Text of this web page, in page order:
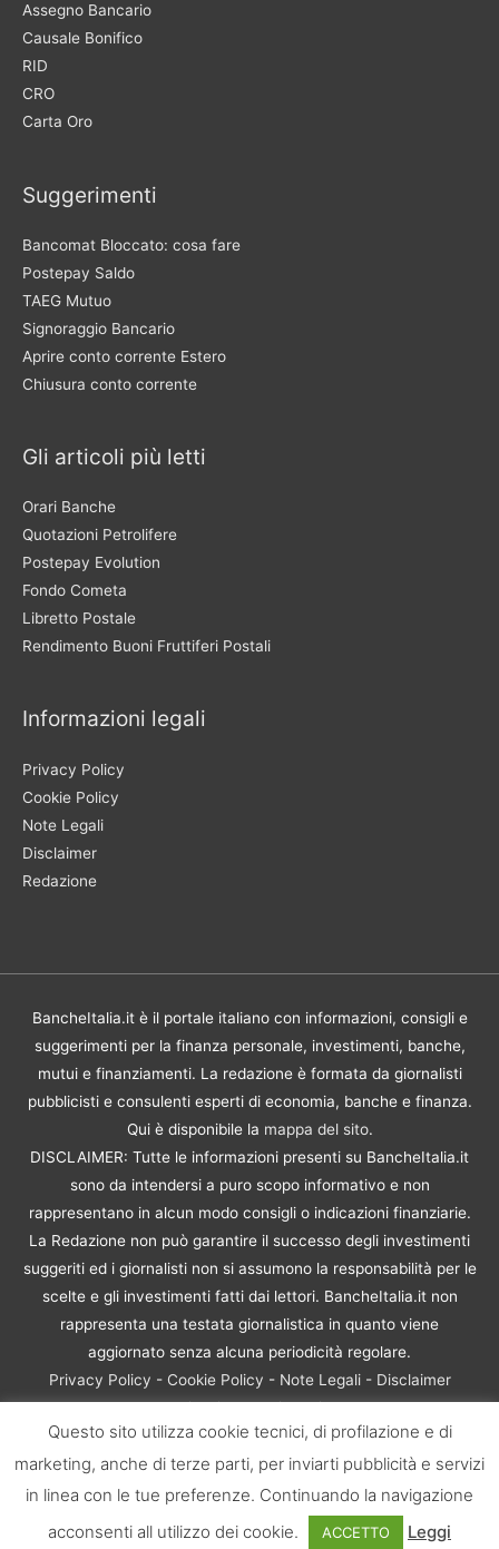
Assegno Bancario
Causale Bonifico
RID
CRO
Carta Oro
Suggerimenti
Bancomat Bloccato: cosa fare
Postepay Saldo
TAEG Mutuo
Signoraggio Bancario
Aprire conto corrente Estero
Chiusura conto corrente
Gli articoli più letti
Orari Banche
Quotazioni Petrolifere
Postepay Evolution
Fondo Cometa
Libretto Postale
Rendimento Buoni Fruttiferi Postali
Informazioni legali
Privacy Policy
Cookie Policy
Note Legali
Disclaimer
Redazione
BancheItalia.it è il portale italiano con informazioni, consigli e
suggerimenti per la finanza personale, investimenti, banche,
mutui e finanziamenti. La redazione è formata da giornalisti
pubblicisti e consulenti esperti di economia, banche e finanza.
Qui è disponibile la mappa del sito.
DISCLAIMER: Tutte le informazioni presenti su BancheItalia.it
sono da intendersi a puro scopo informativo e non
rappresentano in alcun modo consigli o indicazioni finanziarie.
La Redazione non può garantire il successo degli investimenti
suggeriti ed i giornalisti non si assumono la responsabilità per le
scelte e gli investimenti fatti dai lettori. BancheItalia.it non
rappresenta una testata giornalistica in quanto viene
aggiornato senza alcuna periodicità regolare.
Privacy Policy - Cookie Policy - Note Legali- Disclaimer
Rischio Investimenti
BancheItalia.it Copyright © 2021. Tutti i diritti sono riservati. |
P.IVA 10673901004 | Contenuti di proprietà di BancheItalia.it:
non sono riproducibili, neanche parzialmente, senza esplicita
Questo sito utilizza cookie tecnici, di profilazione e di
marketing, anche di terze parti, per inviarti pubblicità e servizi
in linea con le tue preferenze. Continuando la navigazione
acconsenti all utilizzo dei cookie.
ACCETTO Leggi